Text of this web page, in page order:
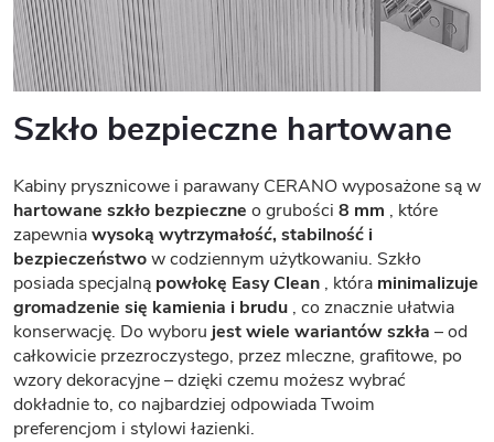
Szkło bezpieczne hartowane
Kabiny prysznicowe i parawany CERANO wyposażone są w
hartowane szkło bezpieczne o grubości 8 mm , które
zapewniawysoką wytrzymałość, stabilność i
bezpieczeństwow codziennym użytkowaniu. Szkło
posiada specjalną powłokę Easy Clean , która minimalizuje
gromadzenie się kamienia i brudu , co znacznie ułatwia
konserwację. Do wyboru jest wiele wariantów szkła – od
całkowicie przezroczystego, przez mleczne, grafitowe, po
wzory dekoracyjne – dzięki czemu możesz wybrać
dokładnie to, co najbardziej odpowiada Twoim
preferencjom i stylowi łazienki.